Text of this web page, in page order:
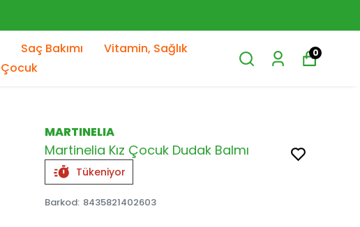
Saç Bakımı
Vitamin, Sağlık
Çocuk
0
MARTINELIA
Martinelia Kız Çocuk Dudak Balmı
Tükeniyor
Barkod: 8435821402603